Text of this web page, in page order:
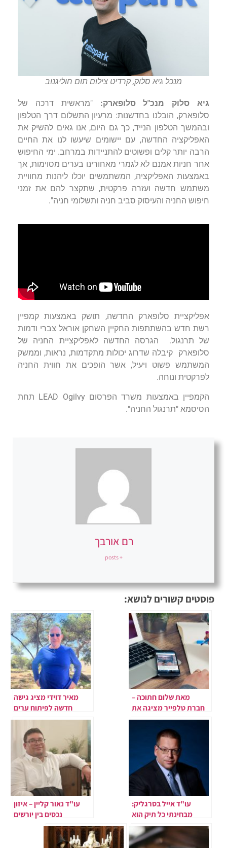
מנכל גיא סלוק, קרדיט צילום תום חוליגנוב
גיא סלוק מנכ"ל סלופארק: "מראשית דרכה של
סלופארק, הובלנו בחדשנות: מרעיון התשלום דרך הטלפון
ובהמשך הטלפון הנייד, כך גם היום, אנו גאים להשיק את
האפליקציה החדשה, עם יישומים שיעשו לנו את החיים
הרבה יותר קלים ופשוטים להתניידות במרחב. ימי החיפוש
אחר חניות אמנם לא לגמרי מאחורינו בערים מסוימות, אך
באמצעות האפליקציה, המשתמשים יוכלו ליהנות מחוויית
משתמש חדשה ועזרה פרקטית, שתקצר להם את זמני
חיפוש החניה והעיסוק סביב חניה ותשלומי חניה".
אפליקציית סלופארק החדשה, תושק באמצעות קמפיין
רשת חדש בהשתתפות החקיין השחקן אוראל צברי ודמות
של תרנגול. הגרסה החדשה לאפליקציית החניה של
סלופארק קיבלה שדרוג יכולות מתקדמות, נראות, וממשק
המשתמש פשוט ויעיל, אשר הופכים את חווית החניה
לפרקטית ונוחה.
הקמפיין באמצעות משרד הפרסום LEAD Ogilvy תחת
הסיסמא "תרנגול החניה".
רם אורבך
+ posts
פוסטים קשורים לנושא:
מאת שלום חתוכה –
חברת טלפייר מציגה את
ALERTO
מאיר דוידי מציג גישה
חדשה לפיתוח ערים
ושכונות בישראל
עו"ד אייל בסרגליק:
מבחינתי כל תיק הוא
מאבק חיי
עו"ד נאור קליין – איזון
נכסים בין יורשים